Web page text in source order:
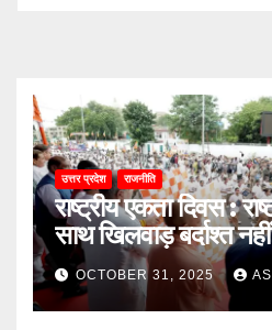
उत्तर प्रदेश राजनीति
राष्ट्रीय एकता दिवस :
साथ खिलवाड़ बर्दाश्त
OCTOBER 31, 2025